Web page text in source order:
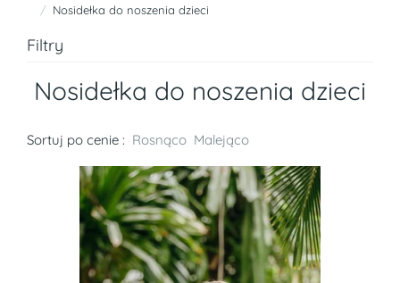
Nosidełka do noszenia dzieci
Filtry
Nosidełka do noszenia dzieci
Sortuj po cenie : Rosnąco Malejąco